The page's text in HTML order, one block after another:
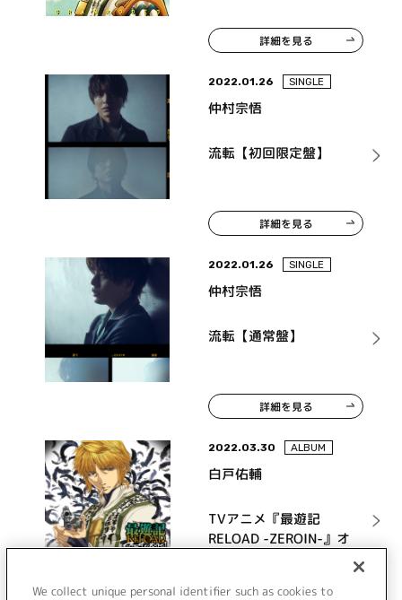
詳細を見る
2022.01.26 SINGLE
仲村宗悟
流転【初回限定盤】
詳細を見る
2022.01.26 SINGLE
仲村宗悟
流転【通常盤】
詳細を見る
2022.03.30 ALBUM
白戸佑輔
TVアニメ『最遊記
RELOAD -ZEROIN-』オ
詳細を見る
We collect unique personal identifier such as cookies to